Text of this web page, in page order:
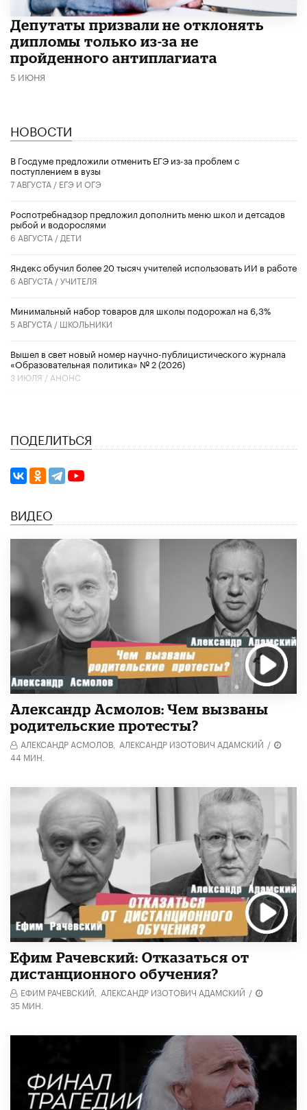
Депутаты призвали не отклонять
дипломы только из-за не
пройденного антиплагиата
5 ИЮНЯ
НОВОСТИ
В Госдуме предложили отменить ЕГЭ из-за проблем с
поступлением в вузы
7 АВГУСТА / ЕГЭ И ОГЭ
Роспотребнадзор предложил дополнить меню школ и детсадов
рыбой и водорослями
6 АВГУСТА / ДЕТИ
​Яндекс обучил более 20 тысяч учителей использовать ИИ в работе
6 АВГУСТА /УЧИТЕЛЯ
Минимальный набор товаров для школы подорожал на 6,3%
5 АВГУСТА / ШКОЛЬНИКИ
Вышел в свет новый номер научно-публицистического журнала
«Образовательная политика» № 2 (2026)
3 ИЮЛЯ / АНОНС
ПОДЕЛИТЬСЯ
ВИДЕО
Александр Асмолов: Чем вызваны
родительские протесты?
АЛЕКСАНДР АСМОЛОВ, АЛЕКСАНДР ИЗОТОВИЧ АДАМСКИЙ /
44 МИН.
Ефим Рачевский: Отказаться от
дистанционного обучения?
ЕФИМ РАЧЕВСКИЙ, АЛЕКСАНДР ИЗОТОВИЧ АДАМСКИЙ /
35 МИН.